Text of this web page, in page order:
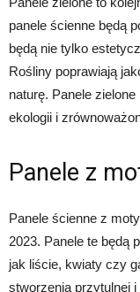
panele ścienne będą
będą nie tylko
Rośliny poprawiają
naturę. Panele
ekologii i
Panele z
Panele ścienne z
2023. Panele te będą
jak liście, kwiaty czy
stworzenia przytulnej